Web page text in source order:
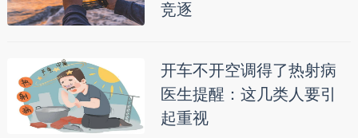
竞逐
开车不开空调得了热射病
医生提醒：这几类人要引
起重视